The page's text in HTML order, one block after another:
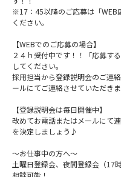
※17：45以降のご応募は「WEB
ください。
【WEBでのご応募の場合】
２４ｈ受付中です！！「応募す
してください。
採用担当から登録説明会のご連
ールにてご連絡させていただきま
【登録説明会は毎日開催中】
改めてお電話またはメールにて
を決定しましょう♪
～お仕事中の方へ～
土曜日登録会、夜間登録会（17